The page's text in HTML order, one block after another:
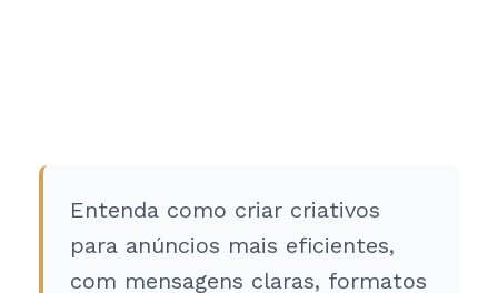
Entenda como criar criativos
para anúncios mais eficientes,
com mensagens claras, formatos